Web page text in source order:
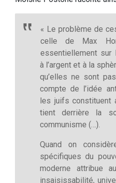
« Le problème de
celle de Max
essentiellement sur
à l’argent et à la
qu’elles ne sont
compte de l’idée
les juifs constituent
tient derrière la
communisme (…).
Quand on
spécifiques du
moderne attribue
insaisissabilité,